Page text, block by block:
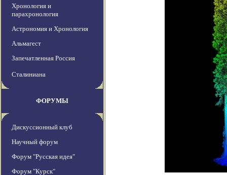
Хронология и
парахронология
Астрономия и Хронология
Альмагест
Запечатленная Россия
Сталиниана
ФОРУМЫ
Дискуссионный клуб
Научный форум
Форум "Русская идея"
Форум "Курск"